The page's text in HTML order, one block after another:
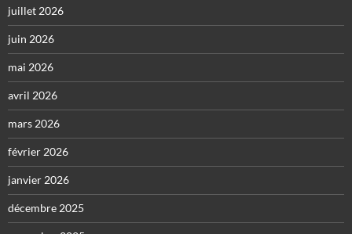
juillet 2026
juin 2026
mai 2026
avril 2026
mars 2026
février 2026
janvier 2026
décembre 2025